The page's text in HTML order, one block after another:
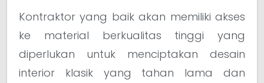
Kontraktor yang baik akan memiliki akses
ke material berkualitas tinggi yang
diperlukan untuk menciptakan desain
interior klasik yang tahan lama dan